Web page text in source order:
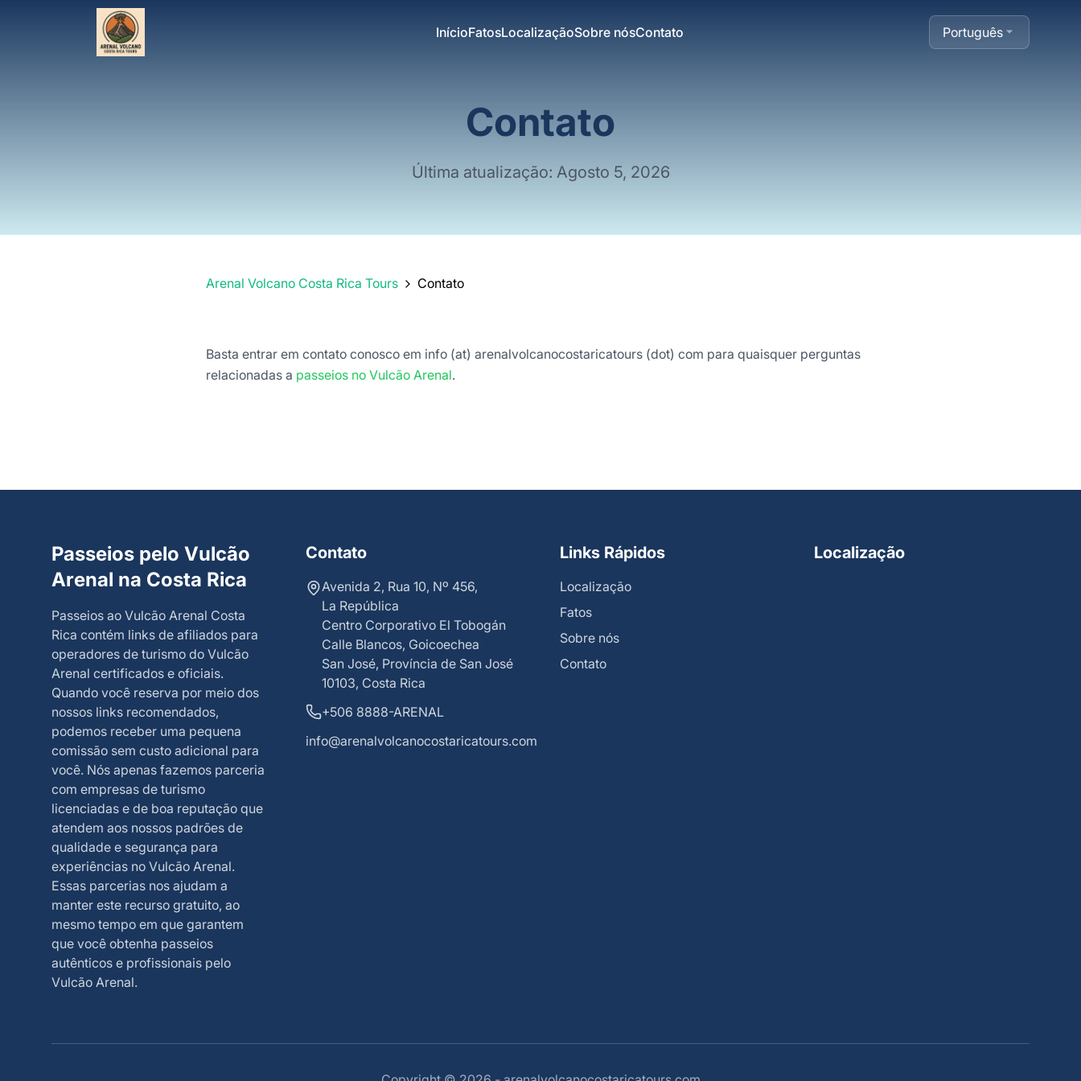
InícioFatosLocalizaçãoSobre nósContato Português
Contato
Última atualização: Agosto 5, 2026
Arenal Volcano Costa Rica Tours Contato
Basta entrar em contato conosco em info (at) arenalvolcanocostaricatours (dot) com para quaisquer perguntas
relacionadas a passeios no Vulcão Arenal.
Passeios pelo Vulcão
Arenal na Costa Rica
Passeios ao Vulcão Arenal Costa
Rica contém links de afiliados para
operadores de turismo do Vulcão
Arenal certificados e oficiais.
Quando você reserva por meio dos
nossos links recomendados,
podemos receber uma pequena
comissão sem custo adicional para
você. Nós apenas fazemos parceria
com empresas de turismo
licenciadas e de boa reputação que
atendem aos nossos padrões de
qualidade e segurança para
experiências no Vulcão Arenal.
Essas parcerias nos ajudam a
manter este recurso gratuito, ao
mesmo tempo em que garantem
que você obtenha passeios
autênticos e profissionais pelo
Vulcão Arenal.
Contato
Avenida 2, Rua 10, Nº 456,
La República
Centro Corporativo El Tobogán
Calle Blancos, Goicoechea
San José, Província de San José
10103, Costa Rica
+506 8888-ARENAL
info@arenalvolcanocostaricatours.com
Links Rápidos
Localização
Fatos
Sobre nós
Contato
Localização